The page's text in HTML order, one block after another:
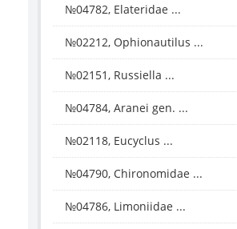
№04782, Elateridae ...
№02212, Ophionautilus ...
№02151, Russiella ...
№04784, Aranei gen. ...
№02118, Eucyclus ...
№04790, Chironomidae ...
№04786, Limoniidae ...